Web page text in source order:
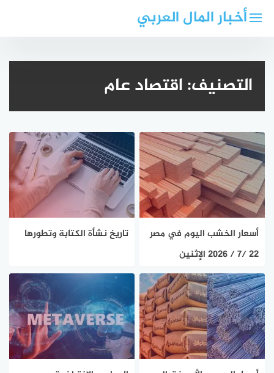
أخبار المال العربي
التصنيف:اقتصاد عام
أسعار الخشب اليوم في مصر
22 /7 / 2026 الإثنين
تاريخ نشأة الكتابة وتطورها